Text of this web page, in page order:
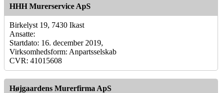
HHH Murerservice ApS
Birkelyst 19, 7430 Ikast
Ansatte:
Startdato: 16. december 2019,
Virksomhedsform: Anpartsselskab
CVR: 41015608
Højgaardens Murerfirma ApS